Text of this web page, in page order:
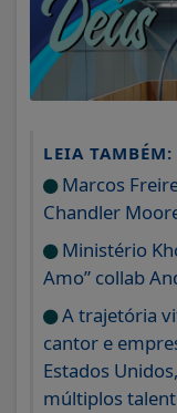
LEIA TAMBÉM:
Marcos
Chandler
Ministério
Amo” collab
A trajetória
cantor e
Estados
múltiplos